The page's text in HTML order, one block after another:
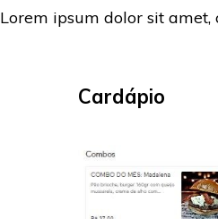
Lorem ipsum dolor sit
Cardápio